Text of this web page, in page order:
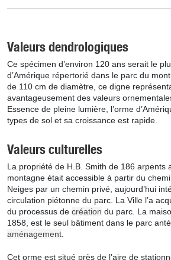
Valeurs dendrologiques
Ce spécimen d’environ 120 ans serait le
d’Amérique répertorié dans le parc du
de 110 cm de diamètre, ce digne
avantageusement des valeurs
Essence de pleine lumière, l’orme
types de sol et sa croissance est rapide.
Valeurs culturelles
La propriété de H.B. Smith de 186 arpents
montagne était accessible à partir du
Neiges par un chemin privé, aujourd’hui
circulation piétonne du parc. La Ville l’a
du processus de création du parc. La
1858, est le seul bâtiment dans le parc
aménagement
Cet orme est situé près de l’aire de